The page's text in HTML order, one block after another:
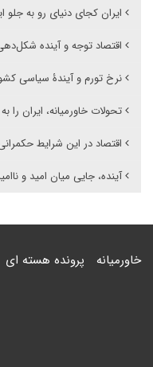
ایران کجای دنیای رو به جلو
اقتصاد توجه و آینده
نرخ تورم و آیندۀ سیاسی
تحولات خاورمیانه، ایران را
اقتصاد در این شرایط
آینده، جایی میان امید و
خاورمیانه پرونده هسته ای